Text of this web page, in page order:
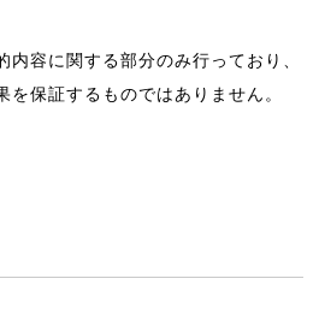
容に関する部分のみ行っており、
を保証するものではありません。